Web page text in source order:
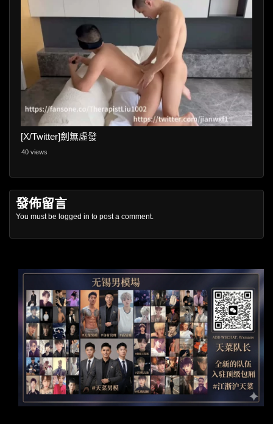
[X/Twitter]劍無虛發
40 views
發佈留言
You must be logged in to post a comment.